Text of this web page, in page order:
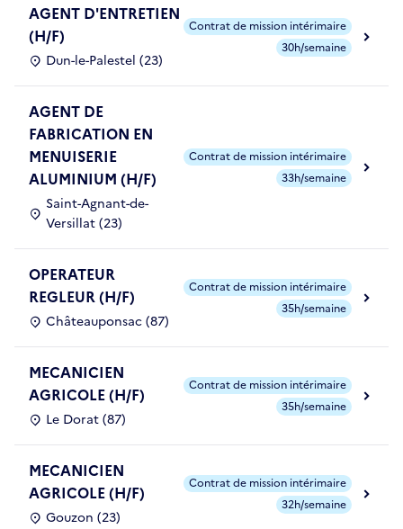
AGENT D'ENTRETIEN
(H/F)
Dun-le-Palestel (23)
Contrat de mission intérimaire
30h/semaine
AGENT DE
FABRICATION EN
MENUISERIE
ALUMINIUM (H/F)
Saint-Agnant-de-
Versillat (23)
Contrat de mission intérimaire
33h/semaine
OPERATEUR
REGLEUR (H/F)
Châteauponsac (87)
Contrat de mission intérimaire
35h/semaine
MECANICIEN
AGRICOLE (H/F)
Le Dorat (87)
Contrat de mission intérimaire
35h/semaine
MECANICIEN
AGRICOLE (H/F)
Gouzon (23)
Contrat de mission intérimaire
32h/semaine